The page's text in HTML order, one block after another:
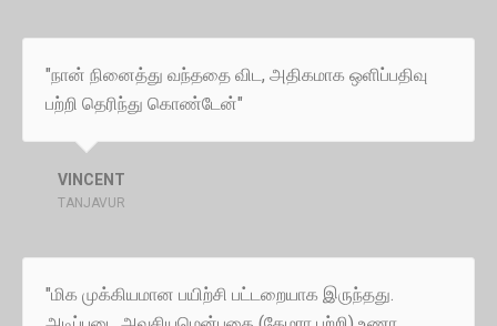
"நான் நினைத்து வந்ததை விட, அதிகமாக ஒளிப்பதிவு
பற்றி தெரிந்து கொண்டேன்"
VINCENT
TANJAVUR
"மிக முக்கியமான பயிற்சி பட்டறையாக இருந்தது.